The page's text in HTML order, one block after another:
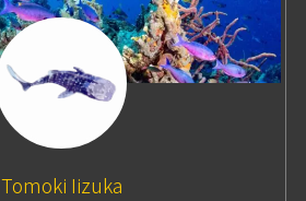
Tomoki Iizuka